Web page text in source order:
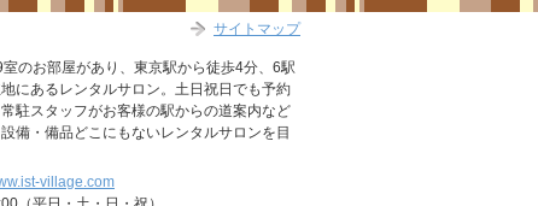
のお部屋があり、東京駅から徒歩4分、6駅
にあるレンタルサロン。土日祝日でも予約
駐スタッフがお客様の駅からの道案内など
備・備品どこにもないレンタルサロンを目
village.com
サイトマップ